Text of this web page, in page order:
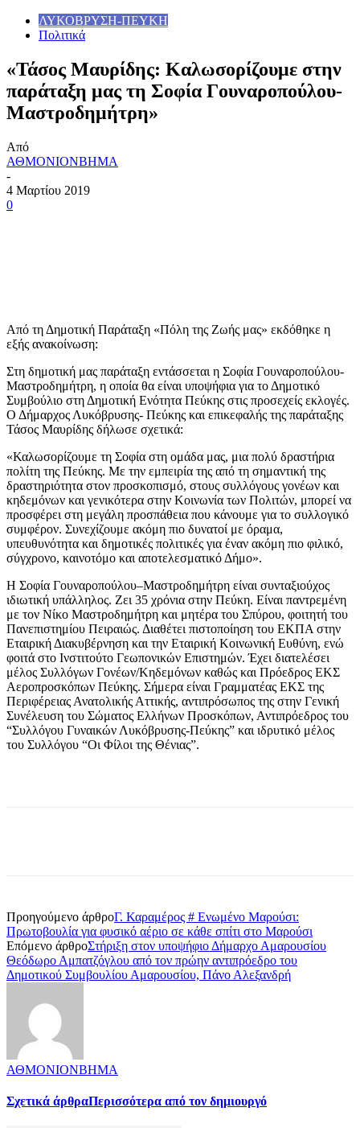
ΛΥΚΟΒΡΥΣΗ-ΠΕΥΚΗ
Πολιτικά
«Τάσος Μαυρίδης: Καλωσορίζουμε στην
παράταξη μας τη Σοφία Γουναροπούλου-
Μαστροδημήτρη»
Από
ΑΘΜΟΝΙΟΝΒΗΜΑ
-
4 Μαρτίου 2019
0
Από τη Δημοτική Παράταξη «Πόλη της Ζωής μας» εκδόθηκε η
εξής ανακοίνωση:
Στη δημοτική μας παράταξη εντάσσεται η Σοφία Γουναροπούλου-
Μαστροδημήτρη, η οποία θα είναι υποψήφια για το Δημοτικό
Συμβούλιο στη Δημοτική Ενότητα Πεύκης στις προσεχείς εκλογές.
Ο Δήμαρχος Λυκόβρυσης- Πεύκης και επικεφαλής της παράταξης
Τάσος Μαυρίδης δήλωσε σχετικά:
«Καλωσορίζουμε τη Σοφία στη ομάδα μας, μια πολύ δραστήρια
πολίτη της Πεύκης. Με την εμπειρία της από τη σημαντική της
δραστηριότητα στον προσκοπισμό, στους συλλόγους γονέων και
κηδεμόνων και γενικότερα στην Κοινωνία των Πολιτών, μπορεί να
προσφέρει στη μεγάλη προσπάθεια που κάνουμε για το συλλογικό
συμφέρον. Συνεχίζουμε ακόμη πιο δυνατοί με όραμα,
υπευθυνότητα και δημοτικές πολιτικές για έναν ακόμη πιο φιλικό,
σύγχρονο, καινοτόμο και αποτελεσματικό Δήμο».
Η Σοφία Γουναροπούλου–Μαστροδημήτρη είναι συνταξιούχος
ιδιωτική υπάλληλος. Ζει 35 χρόνια στην Πεύκη. Είναι παντρεμένη
με τον Νίκο Μαστροδημήτρη και μητέρα του Σπύρου, φοιτητή του
Πανεπιστημίου Πειραιώς. Διαθέτει πιστοποίηση του ΕΚΠΑ στην
Εταιρική Διακυβέρνηση και την Εταιρική Κοινωνική Ευθύνη, ενώ
φοιτά στο Ινστιτούτο Γεωπονικών Επιστημών. Έχει διατελέσει
μέλος Συλλόγων Γονέων/Κηδεμόνων καθώς και Πρόεδρος ΕΚΣ
Αεροπροσκόπων Πεύκης. Σήμερα είναι Γραμματέας ΕΚΣ της
Περιφέρειας Ανατολικής Αττικής, αντιπρόσωπος της στην Γενική
Συνέλευση του Σώματος Ελλήνων Προσκόπων, Αντιπρόεδρος του
“Συλλόγου Γυναικών Λυκόβρυσης-Πεύκης” και ιδρυτικό μέλος
του Συλλόγου “Οι Φίλοι της Θένιας”.
Προηγούμενο άρθροΓ. Καραμέρος # Ενωμένο Μαρούσι:
Πρωτοβουλία για φυσικό αέριο σε κάθε σπίτι στο Μαρούσι
Επόμενο άρθροΣτήριξη στον υποψήφιο Δήμαρχο Αμαρουσίου
Θεόδωρο Αμπατζόγλου από τον πρώην αντιπρόεδρο του
Δημοτικού Συμβουλίου Αμαρουσίου, Πάνο Αλεξανδρή
ΑΘΜΟΝΙΟΝΒΗΜΑ
Σχετικά άρθραΠερισσότερα από τον δημιουργό